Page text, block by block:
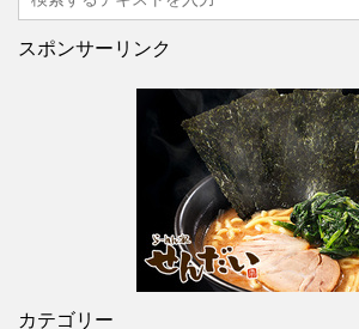
スポンサーリンク
カテゴリー